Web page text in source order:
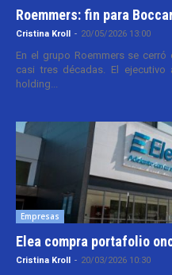
Roemmers: fin para
Cristina Kroll - 20/05/2026 13:00
En el grupo Roemmers se
casi tres décadas. El ejecutivo
holding...
Empresas
Elea compra portafolio
Cristina Kroll - 20/03/2026 10:30